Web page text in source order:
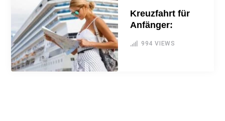
Kreuzfahrt für
Anfänger:
994 VIEWS